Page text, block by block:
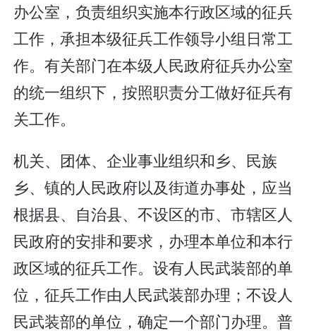
办公室，负责组织实施本行政区域的征兵
工作，承担本级征兵工作领导小组日常工
作。有关部门在本级人民政府征兵办公室
的统一组织下，按照职责分工做好征兵有
关工作。
机关、团体、企业事业组织和乡、民族
乡、镇的人民政府以及街道办事处，应当
根据县、自治县、不设区的市、市辖区人
民政府的安排和要求，办理本单位和本行
政区域的征兵工作。设有人民武装部的单
位，征兵工作由人民武装部办理；不设人
民武装部的单位，确定一个部门办理。普